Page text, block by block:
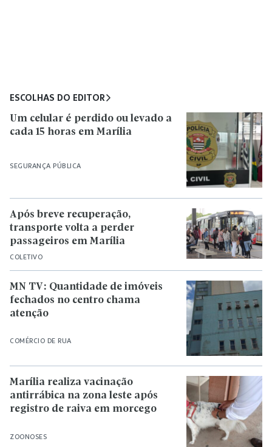
ESCOLHAS DO EDITOR
SEGURANÇA PÚBLICA
Um celular é perdido ou levado a
cada 15 horas em Marília
COLETIVO
Após breve recuperação,
transporte volta a perder
passageiros em Marília
COMÉRCIO DE RUA
MN TV: Quantidade de imóveis
fechados no centro chama
atenção
ZOONOSES
Marília realiza vacinação
antirrábica na zona leste após
registro de raiva em morcego